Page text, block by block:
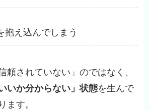
抱え込んでしまう
頼されていない」のではなく、
いか分からない」状態を生んで
ます。